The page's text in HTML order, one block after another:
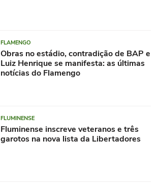
FLAMENGO
Obras no estádio, contradição de BAP e
Luiz Henrique se manifesta: as últimas
notícias do Flamengo
FLUMINENSE
Fluminense inscreve veteranos e três
garotos na nova lista da Libertadores